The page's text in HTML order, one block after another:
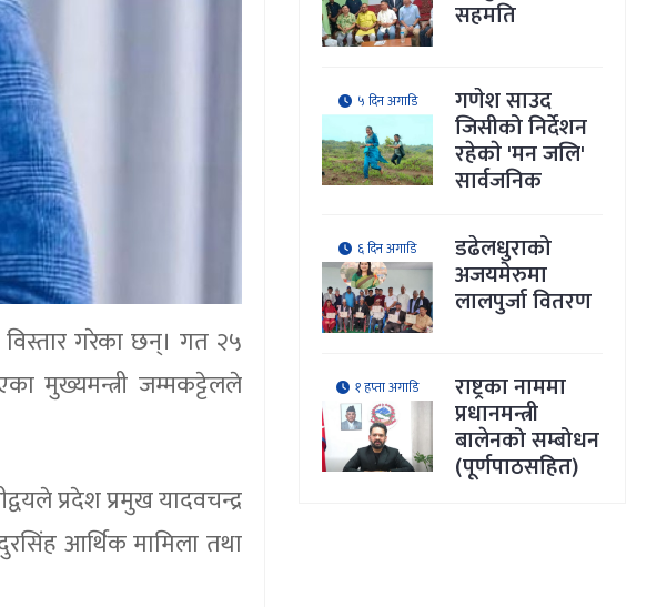
विस्तार गरेका छन्। गत २५
मुख्यमन्त्री जम्मकट्टेलले
प्रदेश प्रमुख यादवचन्द्र
आर्थिक मामिला तथा
सहमति
५ दिन अगाडि गणेश साउद
जिसीको निर्देशन
रहेकाे 'मन जलि'
सार्वजनिक
६ दिन अगाडि डढेलधुराको
अजयमेरुमा
लालपुर्जा वितरण
१ हप्ता अगाडि राष्ट्रका नाममा
प्रधानमन्त्री
बालेनको सम्बोधन
(पूर्णपाठसहित)